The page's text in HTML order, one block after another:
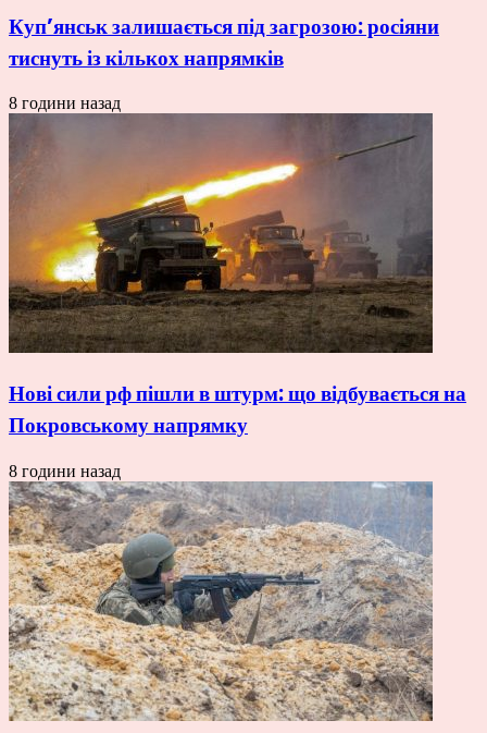
Куп’янськ залишається під загрозою: росіяни
тиснуть із кількох напрямків
8 години назад
Нові сили рф пішли в штурм: що відбувається на
Покровському напрямку
8 години назад